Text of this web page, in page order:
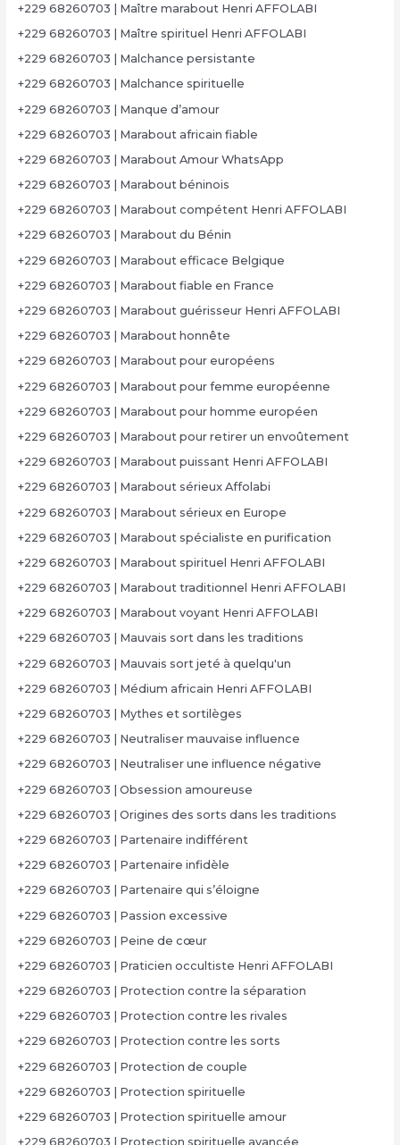
+229 68260703 | Maître marabout Henri AFFOLABI
+229 68260703 | Maître spirituel Henri AFFOLABI
+229 68260703 | Malchance persistante
+229 68260703 | Malchance spirituelle
+229 68260703 | Manque d’amour
+229 68260703 | Marabout africain fiable
+229 68260703 | Marabout Amour WhatsApp
+229 68260703 | Marabout béninois
+229 68260703 | Marabout compétent Henri AFFOLABI
+229 68260703 | Marabout du Bénin
+229 68260703 | Marabout efficace Belgique
+229 68260703 | Marabout fiable en France
+229 68260703 | Marabout guérisseur Henri AFFOLABI
+229 68260703 | Marabout honnête
+229 68260703 | Marabout pour européens
+229 68260703 | Marabout pour femme européenne
+229 68260703 | Marabout pour homme européen
+229 68260703 | Marabout pour retirer un envoûtement
+229 68260703 | Marabout puissant Henri AFFOLABI
+229 68260703 | Marabout sérieux Affolabi
+229 68260703 | Marabout sérieux en Europe
+229 68260703 | Marabout spécialiste en purification
+229 68260703 | Marabout spirituel Henri AFFOLABI
+229 68260703 | Marabout traditionnel Henri AFFOLABI
+229 68260703 | Marabout voyant Henri AFFOLABI
+229 68260703 | Mauvais sort dans les traditions
+229 68260703 | Mauvais sort jeté à quelqu'un
+229 68260703 | Médium africain Henri AFFOLABI
+229 68260703 | Mythes et sortilèges
+229 68260703 | Neutraliser mauvaise influence
+229 68260703 | Neutraliser une influence négative
+229 68260703 | Obsession amoureuse
+229 68260703 | Origines des sorts dans les traditions
+229 68260703 | Partenaire indifférent
+229 68260703 | Partenaire infidèle
+229 68260703 | Partenaire qui s’éloigne
+229 68260703 | Passion excessive
+229 68260703 | Peine de cœur
+229 68260703 | Praticien occultiste Henri AFFOLABI
+229 68260703 | Protection contre la séparation
+229 68260703 | Protection contre les rivales
+229 68260703 | Protection contre les sorts
+229 68260703 | Protection de couple
+229 68260703 | Protection spirituelle
+229 68260703 | Protection spirituelle amour
+229 68260703 | Protection spirituelle avancée